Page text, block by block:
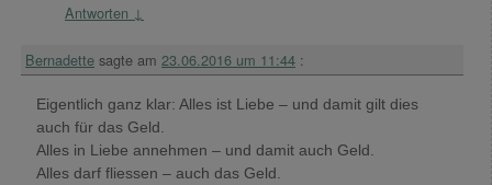
Antworten ↓
Bernadette sagte am 23.06.2016 um 11:44 :
Eigentlich ganz klar: Alles ist Liebe – und damit gilt dies
auch für das Geld.
Alles in Liebe annehmen – und damit auch Geld.
Alles darf fliessen – auch das Geld.